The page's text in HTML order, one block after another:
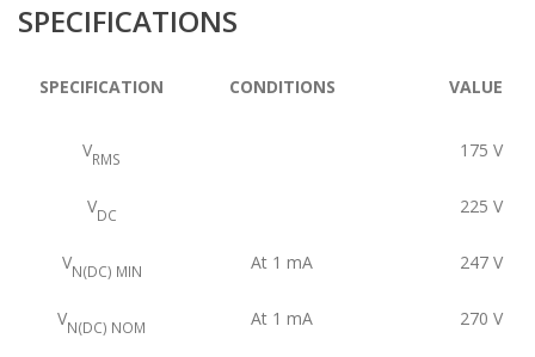
SPECIFICATIONS
SPECIFICATION CONDITIONS VALUE
VRMS 175 V
VDC 225 V
VN(DC) MIN At 1 mA 247 V
VN(DC) NOM At 1 mA 270 V